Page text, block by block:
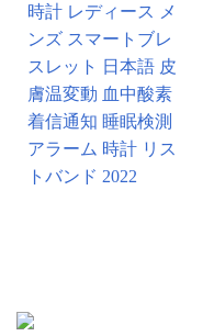
時計 レディース メ
ンズ スマートブレ
スレット 日本語 皮
膚温変動 血中酸素
着信通知 睡眠検測
アラーム 時計 リス
トバンド 2022